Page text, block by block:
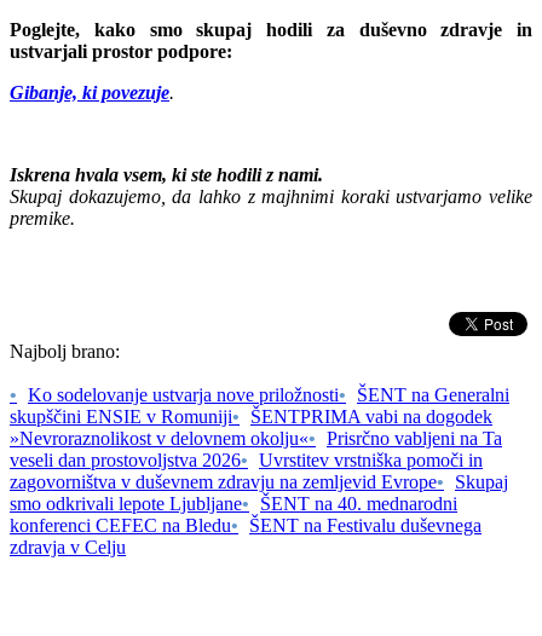
Poglejte, kako smo skupaj hodili za duševno zdravje in
ustvarjali prostor podpore:
Gibanje, ki povezuje.
Iskrena hvala vsem, ki ste hodili z nami.
Skupaj dokazujemo, da lahko z majhnimi koraki ustvarjamo velike
premike.
Najbolj brano:
• Ko sodelovanje ustvarja nove priložnosti•
ŠENT na Generalni
skupščini ENSIE v Romuniji•
ŠENTPRIMA vabi na dogodek
»Nevroraznolikost v delovnem okolju«• Prisrčno vabljeni na Ta
veseli dan prostovoljstva 2026• Uvrstitev vrstniška pomoči in
zagovorništva v duševnem zdravju na zemljevid Evrope•
Skupaj
smo odkrivali lepote Ljubljane•
ŠENT na 40. mednarodni
konferenci CEFEC na Bledu•
ŠENT na Festivalu duševnega
zdravja v Celju